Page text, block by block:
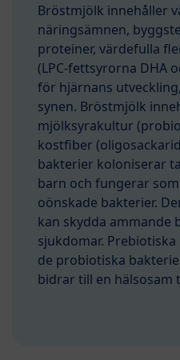
Bröstmjölk innehåller
näringsämnen,
proteiner, värdefulla
(LPC-fettsyrorna DHA
för hjärnans
synen. Bröstmjölk
mjölksyrakultur
kostfiber
bakterier koloniserar
barn och fungerar
oönskade bakterier.
kan skydda ammande
sjukdomar.
de probiotiska
bidrar till en hälsosam